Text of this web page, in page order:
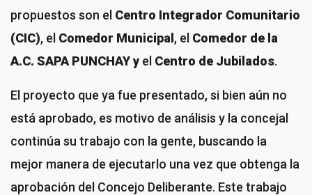
propuestos son el Centro Integrador Comunitario
(CIC), el Comedor Municipal, el Comedor de la
A.C. SAPA PUNCHAY y el Centro de Jubilados.
El proyecto que ya fue presentado, si bien aún no
está aprobado, es motivo de análisis y la concejal
continúa su trabajo con la gente, buscando la
mejor manera de ejecutarlo una vez que obtenga la
aprobación del Concejo Deliberante. Este trabajo